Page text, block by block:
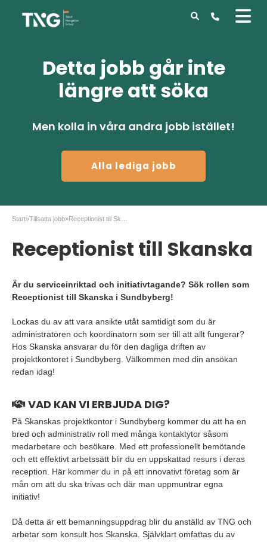
Detta jobb går inte
längre att söka
Men kolla in våra andra jobb istället!
Alla lediga jobb
Start»Tillsatta jobb»
Receptionist till Skanska
Är du serviceinriktad och initiativtagande? Sök rollen som
Receptionist till Skanska i Sundbyberg!
Lockas du av att vara ansikte utåt samtidigt som du är
administratören och koordinatorn som ser till att allt fungerar?
Hos Skanska ansvarar du för den dagliga driften av
projektkontoret i Sundbyberg. Välkommen med din ansökan
redan idag!
VAD KAN VI ERBJUDA DIG?
På Skanskas projektkontor i Sundbyberg kommer du att ha en
bred och administrativ roll med många kontaktytor såsom
medarbetare och besökare. Med ett professionellt bemötande
och ett effektivt arbetssätt blir du en uppskattad resurs i deras
reception. Här kommer du in på ett innovativt företag som är
mån om att du ska trivas och där man uppmuntrar egna
initiativ!
Då detta är ett bemanningsuppdrag blir du anställd av TNG och
arbetar som konsult hos Skanska. Självklart omfattas du av